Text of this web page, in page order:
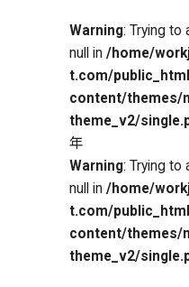
Warning: Trying
null in/home/
t.com/
content/themes/
theme_v2/
年
Warning: Trying
null in/home/
t.com/
content/themes/
theme_v2/